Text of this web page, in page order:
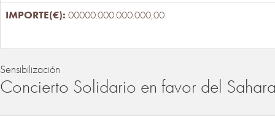
00000.000.000.000,00
Sensibilización
Concierto Solidario en favor del